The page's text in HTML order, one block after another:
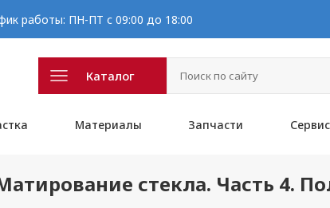
работы: ПН-ПТ с 09:00 до 18:00
Каталог
Материалы Запчасти Сервис
стекла. Часть 4.